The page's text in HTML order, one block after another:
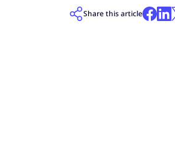
Share this article